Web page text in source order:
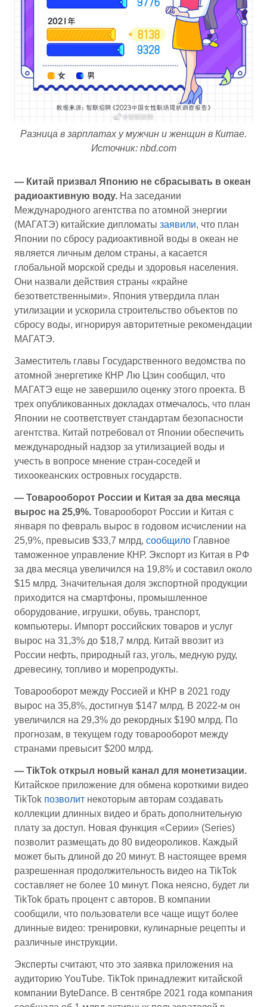
Разница в зарплатах у мужчин и женщин в Китае.
Источник: nbd.com
— Китай призвал Японию не сбрасывать в океан
радиоактивную воду. На заседании
Международного агентства по атомной энергии
(МАГАТЭ) китайские дипломаты заявили, что план
Японии по сбросу радиоактивной воды в океан не
является личным делом страны, а касается
глобальной морской среды и здоровья населения.
Они назвали действия страны «крайне
безответственными». Япония утвердила план
утилизации и ускорила строительство объектов по
сбросу воды, игнорируя авторитетные рекомендации
МАГАТЭ.
Заместитель главы Государственного ведомства по
атомной энергетике КНР Лю Цзин сообщил, что
МАГАТЭ еще не завершило оценку этого проекта. В
трех опубликованных докладах отмечалось, что план
Японии не соответствует стандартам безопасности
агентства. Китай потребовал от Японии обеспечить
международный надзор за утилизацией воды и
учесть в вопросе мнение стран-соседей и
тихоокеанских островных государств.
— Товарооборот России и Китая за два месяца
вырос на 25,9%. Товарооборот России и Китая с
января по февраль вырос в годовом исчислении на
25,9%, превысив $33,7 млрд, сообщило Главное
таможенное управление КНР. Экспорт из Китая в РФ
за два месяца увеличился на 19,8% и составил около
$15 млрд. Значительная доля экспортной продукции
приходится на смартфоны, промышленное
оборудование, игрушки, обувь, транспорт,
компьютеры. Импорт российских товаров и услуг
вырос на 31,3% до $18,7 млрд. Китай ввозит из
России нефть, природный газ, уголь, медную руду,
древесину, топливо и морепродукты.
Товарооборот между Россией и КНР в 2021 году
вырос на 35,8%, достигнув $147 млрд. В 2022-м он
увеличился на 29,3% до рекордных $190 млрд. По
прогнозам, в текущем году товарооборот между
странами превысит $200 млрд.
— TikTok открыл новый канал для монетизации.
Китайское приложение для обмена короткими видео
TikTok позволит некоторым авторам создавать
коллекции длинных видео и брать дополнительную
плату за доступ. Новая функция «Серии» (Series)
позволит размещать до 80 видеороликов. Каждый
может быть длиной до 20 минут. В настоящее время
разрешенная продолжительность видео на TikTok
составляет не более 10 минут. Пока неясно, будет ли
TikTok брать процент с авторов. В компании
сообщили, что пользователи все чаще ищут более
длинные видео: тренировки, кулинарные рецепты и
различные инструкции.
Эксперты считают, что это заявка приложения на
аудиторию YouTube. TikTok принадлежит китайской
компании ByteDance. В сентябре 2021 года компания